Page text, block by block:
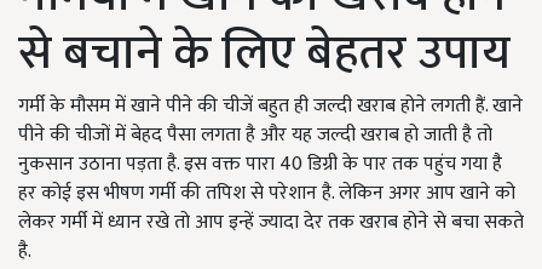
से बचाने के लिए बेहतर उपाय
गर्मी के मौसम में खाने पीने की चीजें बहुत ही जल्दी खराब होने लगती हैं. खाने
पीने की चीजों में बेहद पैसा लगता है और यह जल्दी खराब हो जाती है तो
नुकसान उठाना पड़ता है. इस वक्त पारा 40 डिग्री के पार तक पहुंच गया है
हर कोई इस भीषण गर्मी की तपिश से परेशान है. लेकिन अगर आप खाने को
लेकर गर्मी में ध्यान रखे तो आप इन्हें ज्यादा देर तक खराब होने से बचा सकते
है.